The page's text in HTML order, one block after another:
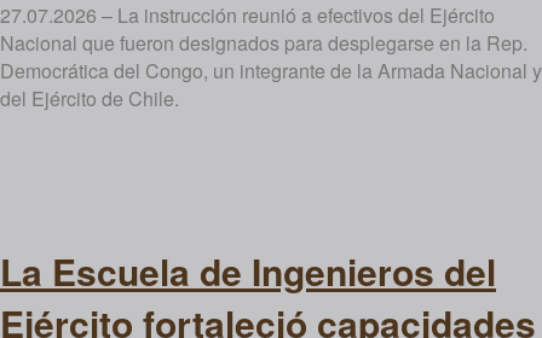
27.07.2026 – La instrucción reunió a efectivos del Ejército
Nacional que fueron designados para desplegarse en la Rep.
Democrática del Congo, un integrante de la Armada Nacional y
del Ejército de Chile.
La Escuela de Ingenieros del
Ejército fortaleció capacidades